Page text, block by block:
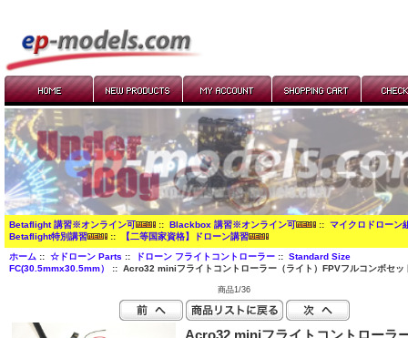
Betaflight 講習※オンライン可 :: Blackbox 講習※オンライン可 :: マイクロドローン
Betaflight特別講習
:: 【二等国家資格】ドローン講習
ホーム:: ☆ドローン Parts :: ドローン フライトコントローラー:: Standard Size
FC(30.5mmx30.5mm）
:: Acro32 miniフライトコントローラー（ライト）FPVフルコンボセッ
商品1/36
Acro32 miniフライトコントローラ